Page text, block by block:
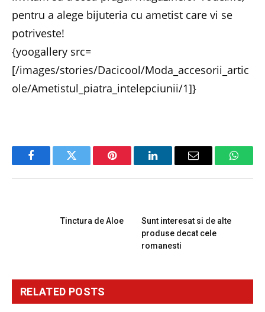
pentru a alege bijuteria cu ametist care vi se
potriveste!
{yoogallery src=
[/images/stories/Dacicool/Moda_accesorii_artic
ole/Ametistul_piatra_intelepciunii/1]}
FacebookTwitter Pinterest LinkedInEmail
Tinctura de Aloe
Sunt interesat si de alte
produse decat cele
romanesti
RELATED POSTS